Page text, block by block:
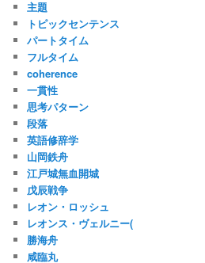
主題
トピックセンテンス
パートタイム
フルタイム
coherence
一貫性
思考パターン
段落
英語修辞学
山岡鉄舟
江戸城無血開城
戊辰戦争
レオン・ロッシュ
レオンス・ヴェルニー(
勝海舟
咸臨丸